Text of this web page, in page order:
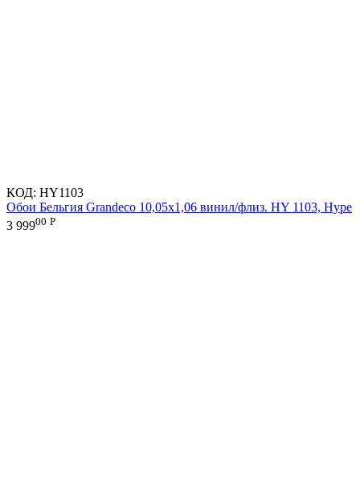
КОД: HY1103
Обои Бельгия Grandeco 10,05х1,06 винил/флиз. HY 1103, Hype
3 99900 Р